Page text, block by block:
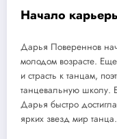
Начало
Дарья Повереннов
молодом возрасте.
и страсть к танцам,
танцевальную школу.
Дарья быстро
ярких звезд мир танца.